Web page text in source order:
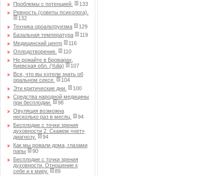
Проблемы с потенцией.
133
Ревность (советы психолога).
132
Техника ороальтруизма
129
Базальная температура
119
Медицинский центр
116
Оплодотворение.
110
Не рожайте в Броварах,
Киевская обл. (Yulia)
107
Все, что вы хотели знать об
оральном сексе.
104
Эти критические дни.
100
Средства народной медицины
при бесплодии.
98
Овуляция возможна
несколько раз в месяц.
94
Бесплодие с точки зрения
духовности 2. Скажем «нет»
диагнозу.
94
Как мы рожали дома, глазами
папы
90
Бесплодие с точки зрения
духовности. Отношение к
себе и к миру.
89